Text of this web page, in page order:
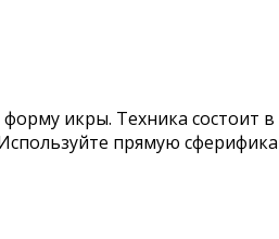
икры. Техника состоит в
прямую